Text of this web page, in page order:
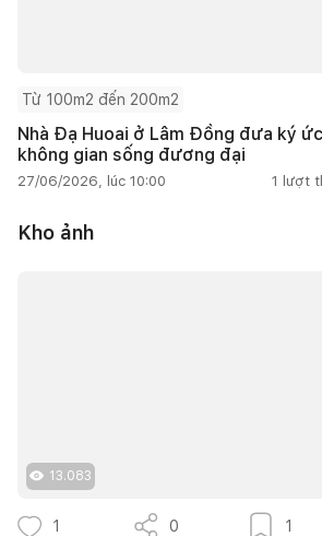
Từ 100m2 đến 200m2
Nhà Đạ Huoai ở Lâm Đồng đưa ký
không gian sống đương đại
27/06/2026, lúc 10:00 1 lượt
Kho ảnh
13.083
1 0 1